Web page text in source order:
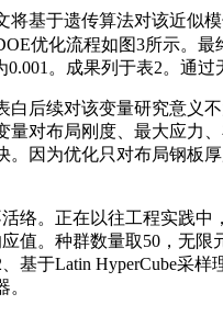
于遗传算法对该近似模
优化流程如图3所示。
。成果列于表2。通
续对该变量研究意义
对布局刚度、最大应
因为优化只对布局钢板
。正在以往工程实践中
值。种群数量取50，无
基于Latin HyperCube采